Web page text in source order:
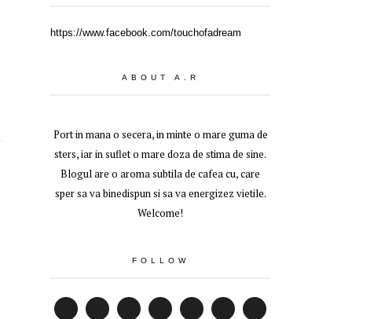
https://www.facebook.com/touchofadream
ABOUT A.R
Port in mana o secera, in minte o mare guma de
sters, iar in suflet o mare doza de stima de sine.
Blogul are o aroma subtila de cafea cu, care
sper sa va binedispun si sa va energizez vietile.
Welcome!
FOLLOW